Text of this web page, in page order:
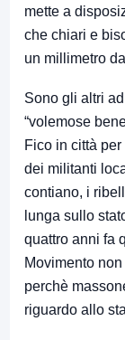
mette a
che chiari e
un millimetro
Sono gli altri
“volemose
Fico in città
dei militanti
contiano, i
lunga sullo
quattro anni fa
Movimento
perchè
riguardo allo